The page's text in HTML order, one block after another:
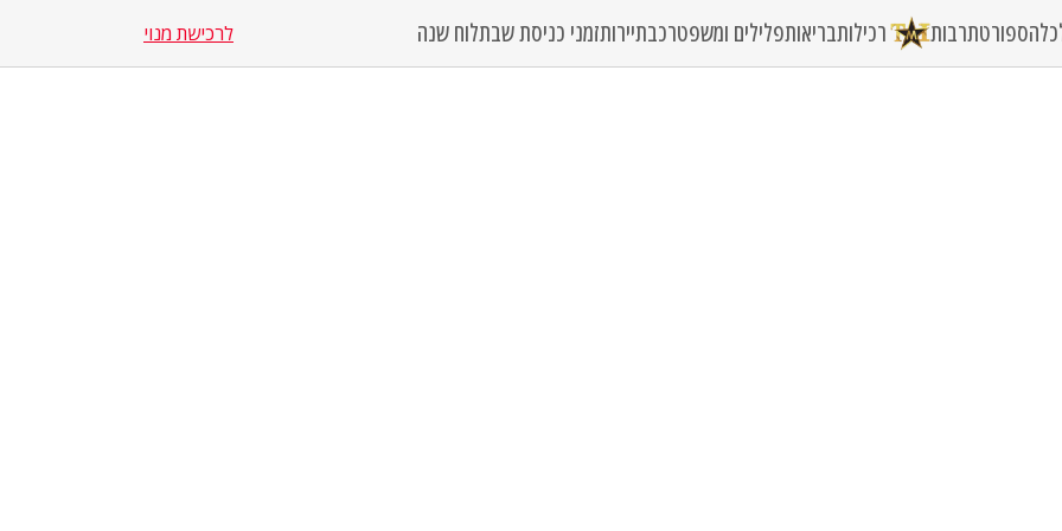
ספורטתרבות רכילותבריאותפלילים ומשפטרכבתיירותזמני כניסת שבתלוח שנה לרכישת מנוי